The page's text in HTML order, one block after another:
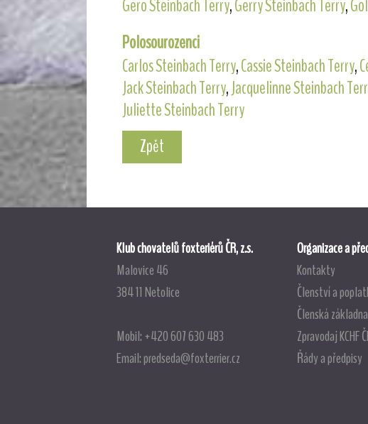
Gero Steinbach Terry,Gerry Steinbach Terry,
Polosourozenci
Carlos Steinbach Terry,Cassie Steinbach Terry,
Jack Steinbach Terry,Jacquelinne Steinbach
Juliette Steinbach Terry
Zpět
Klub chovatelů foxteriérů ČR, z.s.
Malovice 46
384 11 Netolice
Mobil: +420 607 630 483
Email:predseda@foxterrier.cz
Organizace a
Kontakty
Členství a
Členská základna
Zpravodaj KCHF
Řády a předpisy